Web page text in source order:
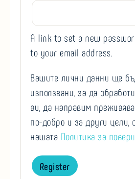
A link to set a new
to your email address.
Вашите лични данни ще
използвани, за да
ви, да направим
по-добро и за други цели,
нашата Политика за
Register